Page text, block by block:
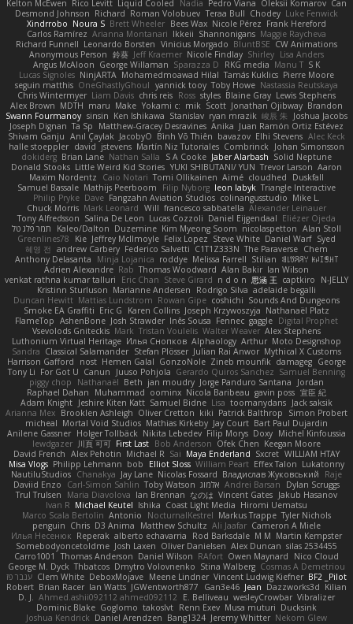
Kelton McEwen Rico Levitt Liquid Cooled Nadia Pedro Viana Oleksii Komarov Can
Desmond Johnson Richard Roman Volobuev Teraa Bull Chodey Luke Fenwick
Xindrrobo Noura S Brett Wheeler Bees Wax Nicole Pérez Frank Hereford
Carlos Ramírez Arianna Montanari Ikkeii Shannonigans Maggie Raycheva
Richard Funnell Leonardo Borsten Vinicius Morgado BluntBSE CW Animations
Anonymous Person 鈴葵 Jeff Kraemer Nicole Findlay Shirley Lisa Anders
Angus McAloon George Willaman Sparazza D RKG media Manu T S K
Lucas Signoles NinjARTA Mohamedmoawad Hilal Tamás Kuklics Pierre Moore
seguin matthis OneGhastlyGhoul yannick tooy Toby Howe Nastassia Reutskaya
Chris Wintermyer Liam Davis chris reis Ross styles Blaine Gray Lewis Stephens
Alex Brown MDTH maru Make Yokami c: mik Scott Jonathan Ojibway Brandon
Swann Fourmanoy sinsin Ken Ishikawa Stanislav ryan mrazik 峻辰 朱
Joshua Jacobs
Joseph Dignan Ta Sp Matthew-Gracey Desravines Anika Juan Ramón Ortiz Estévez
Shivam Ganju Anıl Çaylak JacobyO Bình Võ Thiên bavazov Elhi Stevens Alec Keck
halle stoeppler david jstevens Martín Niz Tutoriales Combrinck Johan Simonsson
dokiderg Brian Lane Nathan Salla S A Cooke Jaber Alarbash Solid Neptune
Donald Stooks Little Weird Kid Stories YUKI SHIBUTANI/ YUN Trevor Larson Aaron
Maxim Nordentz
Caio Notari Tomi Ollikainen Aimé cloudhed
Duskfall
Samuel Bassale Mathijs Peerboom Filip Nyborg leon labyk Triangle Interactive
Philip Pryke Dave Fangzahn Aviation Studios colinangusstudio Mike L.
Chuck Morris Mark Leonard Will francesco sabbatella Alexander Leinauer
Tony Alfredsson Salina De Leon Lucas Cozzoli Daniel Eijgendaal Eliézer Ojeda
תמר פלג טל
Kaleo/Dalton Duzemine Kim Myeong Soom nicolaspetton Alan Stoll
Greenlines78
Kie Jeffrey McIlmoyle Felix Lopez Steve White Daniel Warf Syed
혜영 전 andrew Carbery Federico Salvetti C1T1Z333N The Paraverse Chem
Anthony Delasanta
Minja Lojanica roddye Melissa Farrell Stilian ꌃ꒒ꀎꋪꋪꌩ ꀘꈤꀤꁅꃅ꓄
Adrien Alexandre Rab Thomas Woodward Alan Bakir Ian Wilson
venkat rathna kumar talluri
Eric Chan Steve Girard n d o n 思涵 王 captkiro
N-JELLY
Kristinn Sturluson Marianne Andersen Rodrigo Silva adelaide begalli
Duncan Hewitt Mattias Lundstrom Rowan Gipe coshichi Sounds And Dungeons
Smoke EA Graffiti Eric G Karen Collins Joseph Krzywoszyja Nathanaël Platz
FlameTop AshenBone Josh Strawder Inês Sousa Fennec gaggle Digital Prophet
Vsevolods Gniteckis Mark Tristan Voulelis Walter Weaver Alex Stephens
Luthonium Virtual Heritage Илья Снопков Alphaology Arthur Moto Designshop
Sandra Classical Salamander Stefan Plösser Julian Rai Anwor Mythical X Customs
Harrison Gafford
nost Hemen Galal GonzoNole Zineb mounfik damageg George
Tony Li For Got U Canun Juuso Pohjola Gerardo Quiros Sanchez Samuel Benning
piggy chop
Nathanaël Beth jan moudry Jorge Panduro Santana
Jordan
Raphael Dahan
Muhammad oominx Nicola Baribeau gavin poss 宣臣 紀
Adam Knight Jeshire Kiten Katt Samuel Bidne Lisa toomanydans Jack saksik
Arianna Mex Brooklen Ashleigh Oliver Cretton kiki Patrick Balthrop
Simon Probert
micheal Mortal Void Studios Mathias Kirkeby Jay Court Bart Paul Dujardin
Anilene Gassner Holger Tollbäck Nikita Lebedev Filip Morys Doxy Michel Kinfoussia
lewdgazer 川頁 可可 First Last Bob Anderson Ofek Chen Keegan Moore
David French Alex Pehotin Michael R Sai Maya Enderland Sxcret WILLIAM HTAY
Misa Vlogs Philipp Lehmann bob Elliot Sloss William Peart Effex Talon Lukatonny
NautiluStudios Chanakya Jay Lane Nicolas Fossard Владислав Жуковський
Raje
Daviid Enzo
Carl-Simon Sahlin Toby Watson אלמוג Andrei Barsan
Dylan Scruggs
Trul Trulsen
Maria Diavolova Ian Brennan なのは Vincent Gates Jakub Hasanov
Ivan R Michael Keutel Ishika Coast Light Media Hiromi Uematsu
Marco Scala Bertolin Antonio NocturnalKestrel Markus Trappe Tyler Nichols
penguin Chris D3 Anima Matthew Schultz Ali Jaafar Cameron A Miele
Илья Несенюк Reperak alberto echavarria Rod Barksdale M M Martin Kempster
Somebodyoncetoldme Josh Laxen Oliver Danielsen Alex Duncan silas 2534455
Carro1001
Thomas Anderson Daniel Wilson RAfort Owen Maynard
Nico Cloud
George M. Dyck Thbatcos Dmytro Volovnenko Stina Walberg Cosmas A Demetriou
ענבר פז Clem White DeboxMojave Meene Lindner Vincent Ludwig Kiefner BF2 _Pilot
Robert Brian Racer Ian Watts JGWentworth877 Gan3e46 Jean Dazzworks3d Kilian
D. J. Ahmed.ashii092112 ahmed092112 E. Belliveau wesleyCrowbar Vibralizer
Dominic Blake Goglomo takoslvt Renn Exev Musa muturi Ducksink
Joshua Kendrick Daniel Arendzen Bang1324 Jeremy Whitter Nekom Glew